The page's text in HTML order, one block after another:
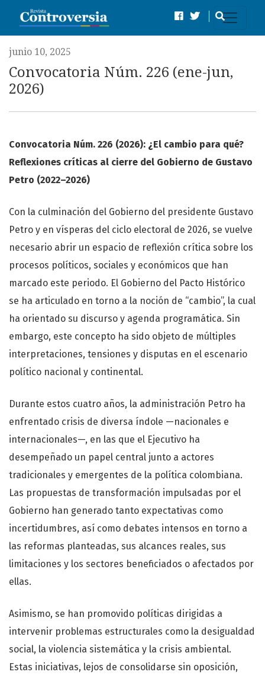
Convocatoria Núm. 226 (ene-jun, 2026)
junio 10, 2025
Convocatoria Núm. 226 (ene-jun,
2026)
Convocatoria Núm. 226 (2026): ¿El cambio para qué?
Reflexiones críticas al cierre del Gobierno de Gustavo
Petro (2022–2026)
Con la culminación del Gobierno del presidente Gustavo
Petro y en vísperas del ciclo electoral de 2026, se vuelve
necesario abrir un espacio de reflexión crítica sobre los
procesos políticos, sociales y económicos que han
marcado este periodo. El Gobierno del Pacto Histórico
se ha articulado en torno a la noción de “cambio”, la cual
ha orientado su discurso y agenda programática. Sin
embargo, este concepto ha sido objeto de múltiples
interpretaciones, tensiones y disputas en el escenario
político nacional y continental.
Durante estos cuatro años, la administración Petro ha
enfrentado crisis de diversa índole —nacionales e
internacionales—, en las que el Ejecutivo ha
desempeñado un papel central junto a actores
tradicionales y emergentes de la política colombiana.
Las propuestas de transformación impulsadas por el
Gobierno han generado tanto expectativas como
incertidumbres, así como debates intensos en torno a
las reformas planteadas, sus alcances reales, sus
limitaciones y los sectores beneficiados o afectados por
ellas.
Asimismo, se han promovido políticas dirigidas a
intervenir problemas estructurales como la desigualdad
social, la violencia sistemática y la crisis ambiental.
Estas iniciativas, lejos de consolidarse sin oposición,